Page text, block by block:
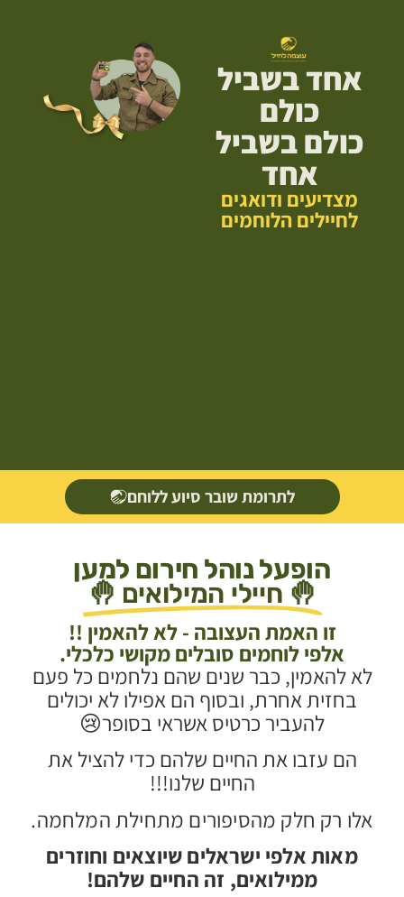
אחד בשביל
כולם
כולם בשביל
אחד
מצדיעים ודואגים
לחיילים הלוחמים
לתרומת שובר סיוע ללוחם
הופעל נוהל חירום למען
🤚 חיילי המילואים 🤚
זו האמת העצובה - לא להאמין !!
אלפי לוחמים סובלים מקושי כלכלי.
לא להאמין, כבר שנים שהם נלחמים כל פעם
בחזית אחרת, ובסוף הם אפילו לא יכולים
להעביר כרטיס אשראי בסופר😢
הם עזבו את החיים שלהם כדי להציל את
החיים שלנו!!!
אלו רק חלק מהסיפורים מתחילת המלחמה.
מאות אלפי ישראלים שיוצאים וחוזרים
ממילואים, זה החיים שלהם!